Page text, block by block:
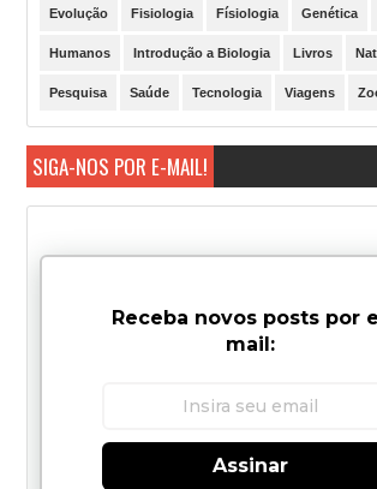
Evolução Fisiologia Físiologia Genética
Humanos Introdução a Biologia Livros
Pesquisa Saúde Tecnologia Viagens
SIGA-NOS POR E-MAIL!
Receba novos posts por
mail:
Assinar